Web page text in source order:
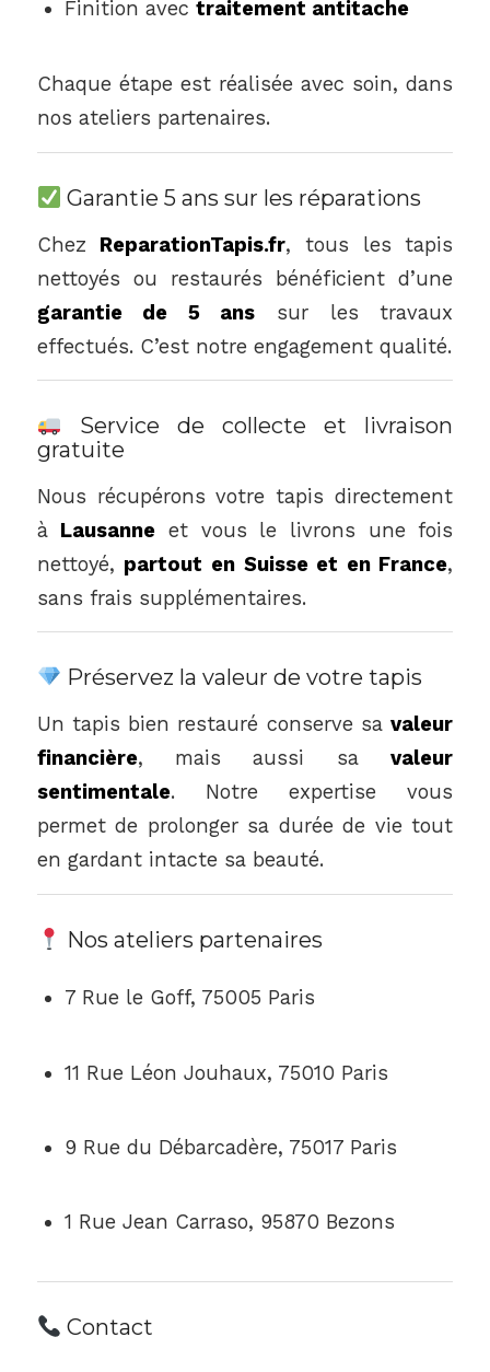
Finition avec traitement antitache
Chaque étape est réalisée avec soin, dans
nos ateliers partenaires.
Garantie 5 ans sur les réparations
Chez ReparationTapis.fr, tous les tapis
nettoyés ou restaurés bénéficient d’une
garantie de 5 ans sur les travaux
effectués. C’est notre engagement qualité.
Service de collecte et livraison
gratuite
Nous récupérons votre tapis directement
à Lausanne et vous le livrons une fois
nettoyé, partout en Suisse et en France,
sans frais supplémentaires.
Préservez la valeur de votre tapis
Un tapis bien restauré conserve savaleur
financière, mais aussi savaleur
sentimentale. Notre expertise vous
permet de prolonger sa durée de vie tout
en gardant intacte sa beauté.
Nos ateliers partenaires
7 Rue le Goff, 75005 Paris
11 Rue Léon Jouhaux, 75010 Paris
9 Rue du Débarcadère, 75017 Paris
1 Rue Jean Carraso, 95870 Bezons
Contact